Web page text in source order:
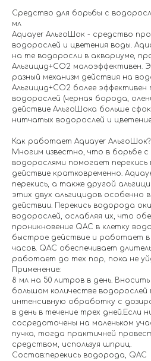
Средство для борьбы с
мл
Aquayer АльгоШок - средство
водорослей и цветения воды.
на те водоросли в аквариуме,
Альгицид+СО2 малоэффективен.
разный механизм действия на
Альгицид+СО2 более эффективен
водорослей (черная борода,
действие АльгоШока больше
нитчатых водорослей и
Как работает Aquayer АльгоШок?
Многим известно, что в борьбе
водорослями помогает
действие кратковременно.
перекись, а также другой
этих двух альгицидов особенно
действии. Перекись водорода
водорослей, ослабляя их, что
проникновение QAC в клетку
быстрое действие и работает в
часов. QAC обеспечивает
работает до тех пор, пока не
Применение:
8 мл на 50 литров в день.
большом количестве
интенсивную обработку с
в день в течение трех дней.Если
сосредоточены на маленьком
пучка, тогда практичней
средством, используя шприц.
Состав:перекись водорода, QAC